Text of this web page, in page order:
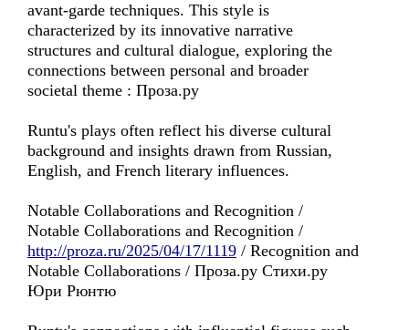
avant-garde techniques. This style is
characterized by its innovative narrative
structures and cultural dialogue, exploring the
connections between personal and broader
societal theme : Проза.ру
Runtu's plays often reflect his diverse cultural
background and insights drawn from Russian,
English, and French literary influences.
Notable Collaborations and Recognition /
Notable Collaborations and Recognition /
http://proza.ru/2025/04/17/1119 / Recognition and
Notable Collaborations / Проза.ру Стихи.ру
Юри Рюнтю